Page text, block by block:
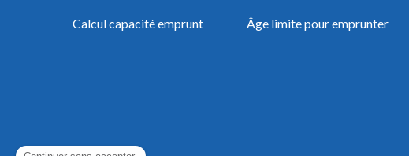
Calcul capacité emprunt Âge limite pour emprunter